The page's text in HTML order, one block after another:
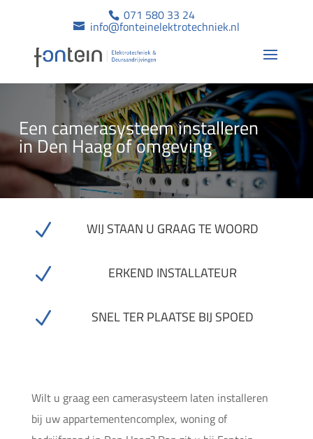
071 580 33 24
info@fonteinelektrotechniek.nl
Een camerasysteem installeren
in Den Haag of omgeving
N WIJ STAAN U GRAAG TE WOORD
N ERKEND INSTALLATEUR
N SNEL TER PLAATSE BIJ SPOED
Wilt u graag een camerasysteem laten installeren
bij uw appartementencomplex, woning of